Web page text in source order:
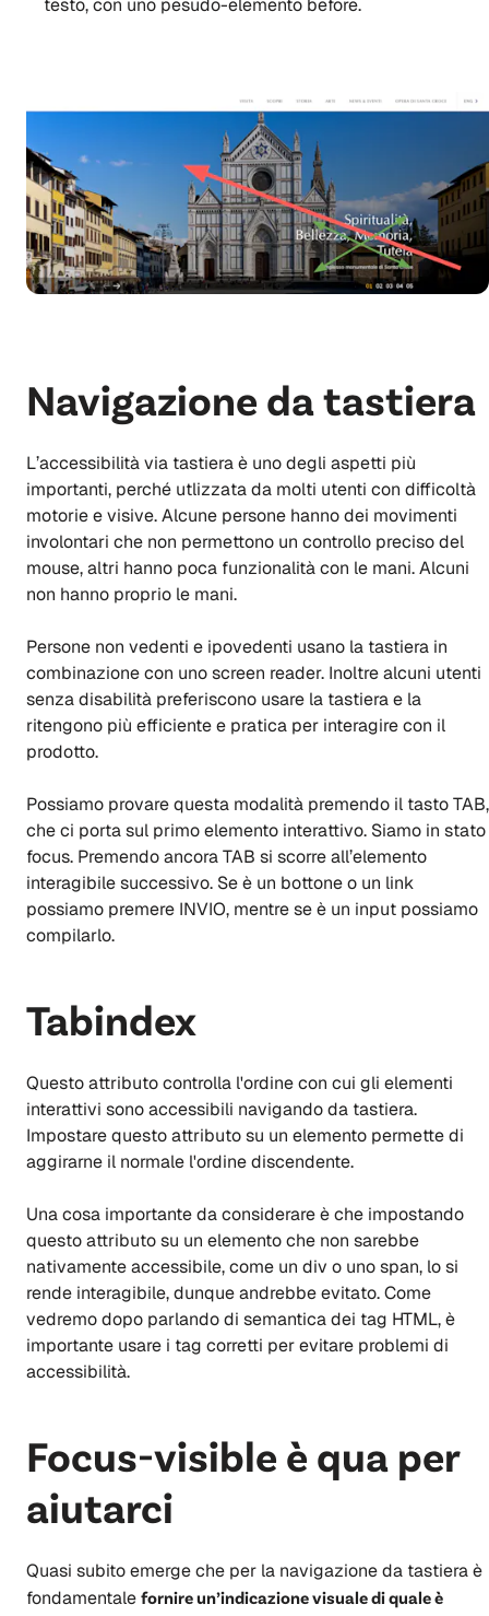
testo, con uno pesudo-elemento before.
Navigazione da tastiera
L’accessibilità via tastiera è uno degli aspetti più
importanti, perché utlizzata da molti utenti con difficoltà
motorie e visive. Alcune persone hanno dei movimenti
involontari che non permettono un controllo preciso del
mouse, altri hanno poca funzionalità con le mani. Alcuni
non hanno proprio le mani.
Persone non vedenti e ipovedenti usano la tastiera in
combinazione con uno screen reader. Inoltre alcuni utenti
senza disabilità preferiscono usare la tastiera e la
ritengono più efficiente e pratica per interagire con il
prodotto.
Possiamo provare questa modalità premendo il tasto TAB,
che ci porta sul primo elemento interattivo. Siamo in stato
focus. Premendo ancora TAB si scorre all’elemento
interagibile successivo. Se è un bottone o un link
possiamo premere INVIO, mentre se è un input possiamo
compilarlo.
Tabindex
Questo attributo controlla l'ordine con cui gli elementi
interattivi sono accessibili navigando da tastiera.
Impostare questo attributo su un elemento permette di
aggirarne il normale l'ordine discendente.
Una cosa importante da considerare è che impostando
questo attributo su un elemento che non sarebbe
nativamente accessibile, come un div o uno span, lo si
rende interagibile, dunque andrebbe evitato. Come
vedremo dopo parlando di semantica dei tag HTML, è
importante usare i tag corretti per evitare problemi di
accessibilità.
Focus-visible è qua per
aiutarci
Quasi subito emerge che per la navigazione da tastiera è
fondamentale fornire un’indicazione visuale di quale è